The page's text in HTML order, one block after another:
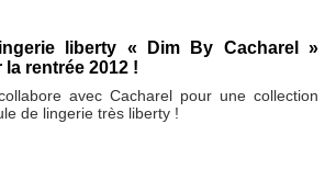
liberty « Dim By Cacharel »
la rentrée 2012 !
avec Cacharel pour une collection
de lingerie très liberty !